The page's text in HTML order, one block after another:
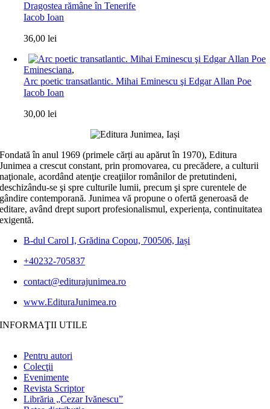
Dragostea rămâne în Tenerife
Iacob Ioan
36,00lei
Eminesciana,
Arc poetic transatlantic. Mihai Eminescu şi Edgar Allan Poe
Iacob Ioan
30,00lei
Fondată în anul 1969 (primele cărți au apărut în 1970), Editura
Junimea a crescut constant, prin promovarea, cu precădere, a culturii
naţionale, acordând atenţie creaţiilor românilor de pretutindeni,
deschizându-se şi spre culturile lumii, precum şi spre curentele de
gândire contemporană. Junimea vă propune o ofertă generoasă de
editare, având drept suport profesionalismul, experiența, continuitatea
exigentă.
B-dul Carol I, Grădina Copou, 700506, Iași
+40232-705837
contact@editurajunimea.ro
www.EdituraJunimea.ro
INFORMAŢII UTILE
Pentru autori
Colecţii
Evenimente
Revista Scriptor
Librăria „Cezar Ivănescu”